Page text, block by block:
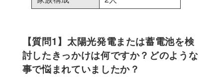
【質問1】太陽光発電または蓄電池を検
討したきっかけは何ですか？どのような
事で悩まれていましたか？